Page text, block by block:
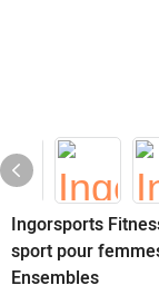
Ingorsports
sport pour
Ensembles